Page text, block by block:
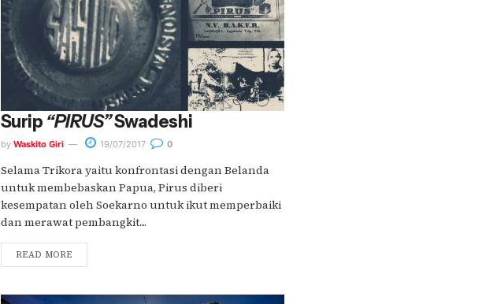
Surip “PIRUS”Swadeshi
by Waskito Giri 19/07/2017 0
Selama Trikora yaitu konfrontasi dengan Belanda
untuk membebaskan Papua, Pirus diberi
kesempatan oleh Soekarno untuk ikut memperbaiki
dan merawat pembangkit....
READ MORE